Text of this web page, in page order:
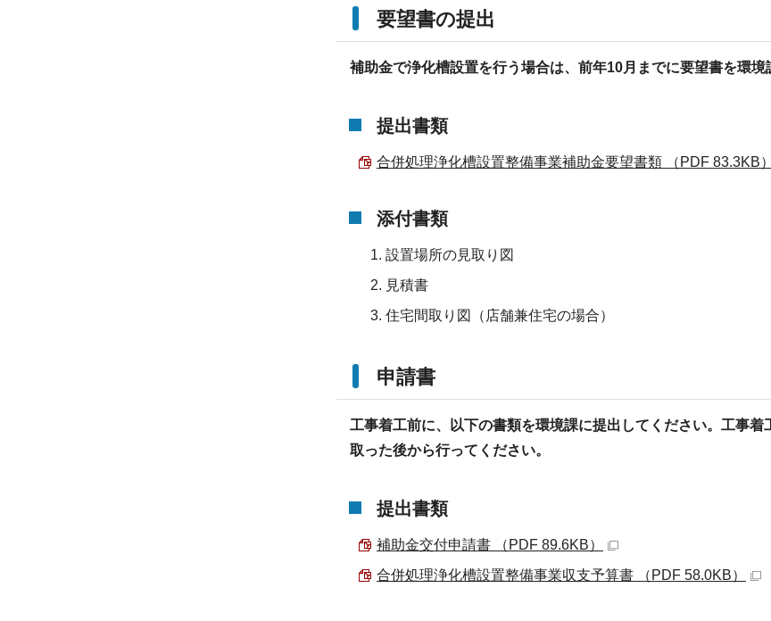
要望書の提出
補助金で浄化槽設置を行う場合は、前年10月までに要望書を環境
提出書類
合併処理浄化槽設置整備事業補助金要望書類 （PDF 83.3KB）
添付書類
設置場所の見取り図
見積書
住宅間取り図（店舗兼住宅の場合）
申請書
工事着工前に、以下の書類を環境課に提出してください。工事
取った後から行ってください。
提出書類
補助金交付申請書 （PDF 89.6KB）
合併処理浄化槽設置整備事業収支予算書 （PDF 58.0KB）